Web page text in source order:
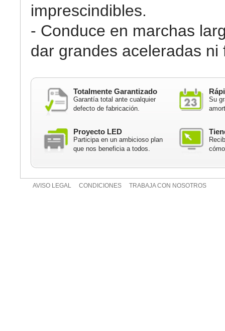
imprescindibles.
- Conduce en marchas
dar grandes aceleradas ni
Totalmente Garantizado
Garantía total ante cualquier
defecto de fabricación.
Su
Proyecto LED
Participa en un ambicioso plan
que nos beneficia a todos.
AVISO LEGAL CONDICIONES TRABAJA CON NOSOTROS